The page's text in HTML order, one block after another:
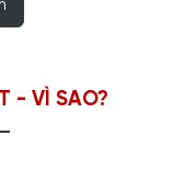
- VÌ SAO?